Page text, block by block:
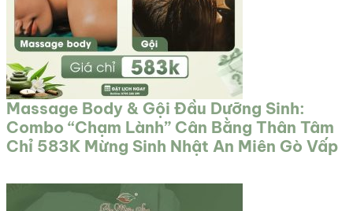
Massage Body & Gội Đầu Dưỡng Sinh:
Combo “Chạm Lành” Cân Bằng Thân Tâm
Chỉ 583K Mừng Sinh Nhật An Miên Gò Vấp